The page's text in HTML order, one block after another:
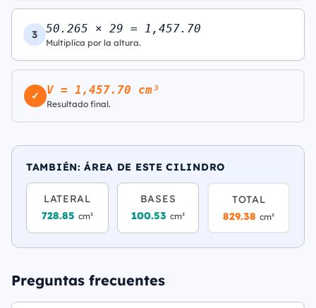
3 50.265 × 29 = 1,457.70
Multiplica por la altura.
✓ V = 1,457.70 cm³
Resultado final.
TAMBIÉN: ÁREA DE ESTE CILINDRO
LATERAL
728.85 cm²
BASES
100.53 cm²
TOTAL
829.38cm²
Preguntas frecuentes